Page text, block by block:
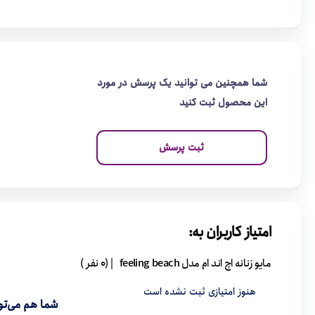
شما همچنین می توانید یک پرسش در مورد
این محصول ثبت کنید
ثبت پرسش
امتیاز کاربران به:
مایو زنانه اچ اند ام مدل feeling beach | (0 نفر )
هنوز امتیازی ثبت نشده است
شما هم